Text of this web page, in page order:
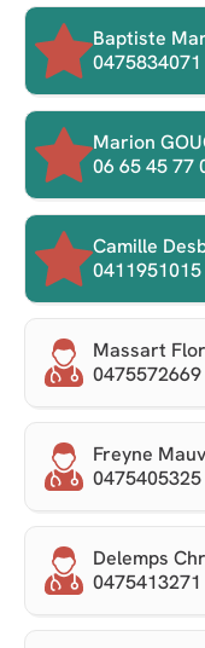
Baptiste
0475834071
Marion
06 65 45 77
Camille
0411951015
Massart
0475572669
Freyne
0475405325
Delemps
0475413271